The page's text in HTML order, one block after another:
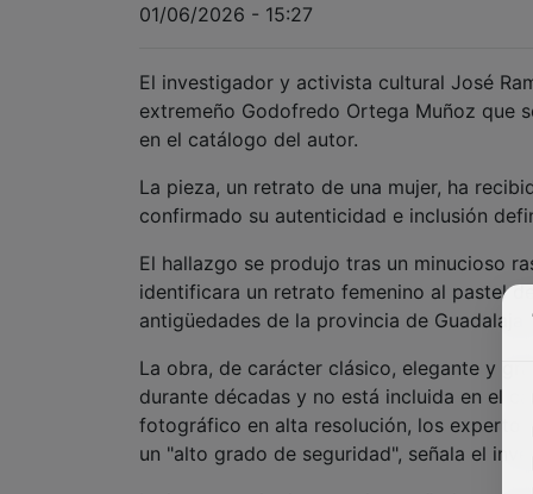
01/06/2026 - 15:27
El investigador y activista cultural José
extremeño Godofredo Ortega Muñoz que
en el catálogo del autor.
La pieza, un retrato de una mujer, ha
confirmado su autenticidad e inclusión
El hallazgo se produjo tras un minucioso
identificara un retrato femenino al pastel
antigüedades de la provincia de
La obra, de carácter clásico, elegante y
durante décadas y no está incluida en el
fotográfico en alta resolución, los
un "alto grado de seguridad", señala el